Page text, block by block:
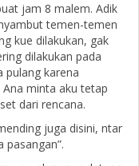
jam 8 malem. Adik
temen-temen
kue dilakukan, gak
dilakukan pada
pulang karena
minta aku tetap
dari rencana.
juga disini, ntar